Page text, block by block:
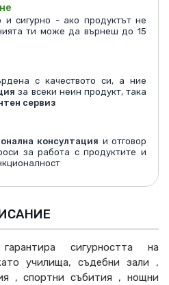
и сигурно - ако продуктът не
ти може да върнеш до 15
с качеството си, а ние
за всеки неин продукт, така
сервиз
консултация и отговор
за работа с продуктите и
сигурността на
училища, съдебни зали ,
, спортни събития , нощни